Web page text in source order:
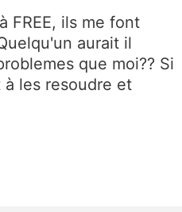
FREE, ils me font
aurait il
que moi?? Si
à les resoudre et